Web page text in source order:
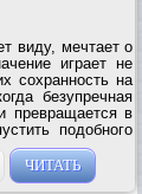
виду, мечтает о
играет не
сохранность на
безупречная
превращается в
подобного
отражает
ЧИТАТЬ